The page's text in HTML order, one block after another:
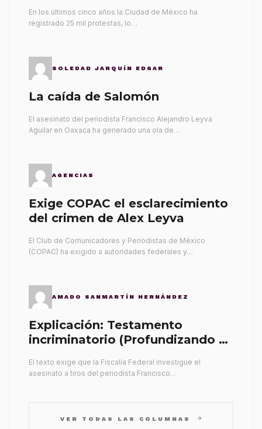
En los últimos cinco años la Ciudad de México ha
registrado 25 mil protestas, lo…
SOLEDAD JARQUÍN EDGAR
La caída de Salomón
El asesinato del periodista Francisco Alejandro Leyva
Aguilar en Oaxaca ha generado una ola de…
AGENCIAS
Exige COPAC el esclarecimiento
del crimen de Alex Leyva
El Club de Comunicadores y Periodistas de México
(COPAC) ha exigido a autoridades federales y…
AMADO SANMARTÍN HERNÁNDEZ
Explicación: Testamento
incriminatorio (Profundizando su
El texto exige que la Fiscalía Federal investigue el
asesinato a tiros del periodista Francisco…
VER TODAS LAS COLUMNAS arrow_forward